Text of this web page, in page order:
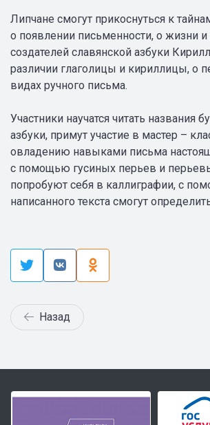
Липчане смогут прикоснуться к
о появлении письменности, о жизни и
создателей славянской азбуки
различии глаголицы и кириллицы, о
видах ручного письма.
Участники научатся читать названия
азбуки, примут участие в мастер –
овладению навыками письма
с помощью гусиных перьев и
попробуют себя в каллиграфии, с
написанного текста смогут
Назад